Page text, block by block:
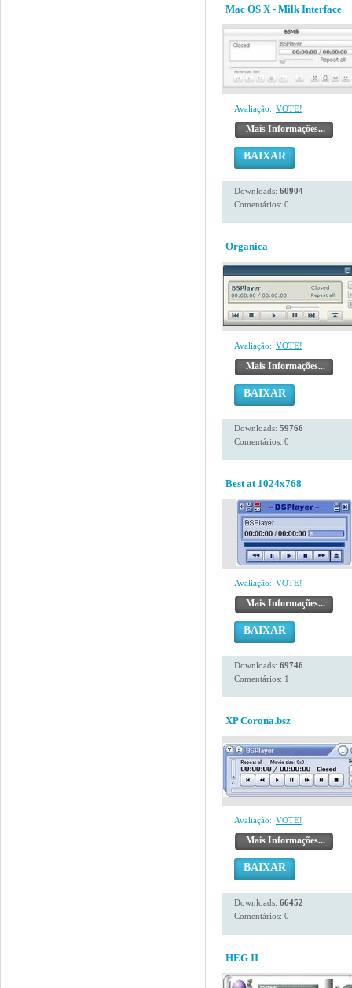
Mac OS X - Milk Interface
Avaliação: VOTE!
Mais Informações...
BAIXAR
Downloads: 60904
Comentários: 0
Organica
Avaliação: VOTE!
Mais Informações...
BAIXAR
Downloads: 59766
Comentários: 0
Best at 1024x768
Avaliação: VOTE!
Mais Informações...
BAIXAR
Downloads: 69746
Comentários: 1
XP Corona.bsz
Avaliação: VOTE!
Mais Informações...
BAIXAR
Downloads: 66452
Comentários: 0
HEG II